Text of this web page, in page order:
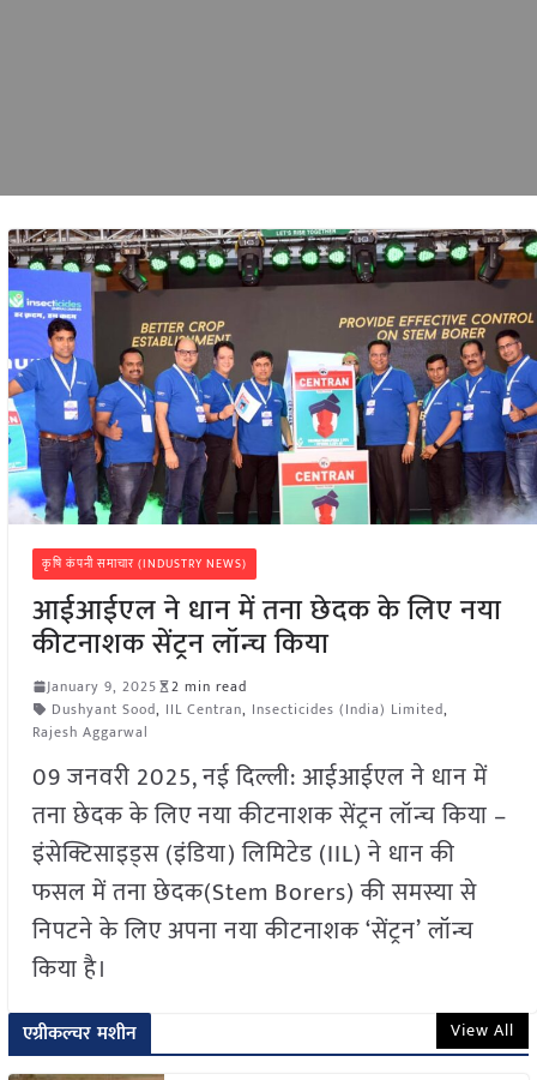
कृषि कंपनी समाचार (INDUSTRY NEWS)
आईआईएल ने धान में तना छेदक के लिए नया
कीटनाशक सेंट्रन लॉन्च किया
January 9, 2025
2 min read
Dushyant Sood, IIL Centran, Insecticides (India) Limited,
Rajesh Aggarwal
09 जनवरी 2025, नई दिल्ली: आईआईएल ने धान में
तना छेदक के लिए नया कीटनाशक सेंट्रन लॉन्च किया –
इंसेक्टिसाइड्स (इंडिया) लिमिटेड (IIL) ने धान की
फसल में तना छेदक(Stem Borers) की समस्या से
निपटने के लिए अपना नया कीटनाशक ‘सेंट्रन’ लॉन्च
किया है।
एग्रीकल्चर मशीन View All